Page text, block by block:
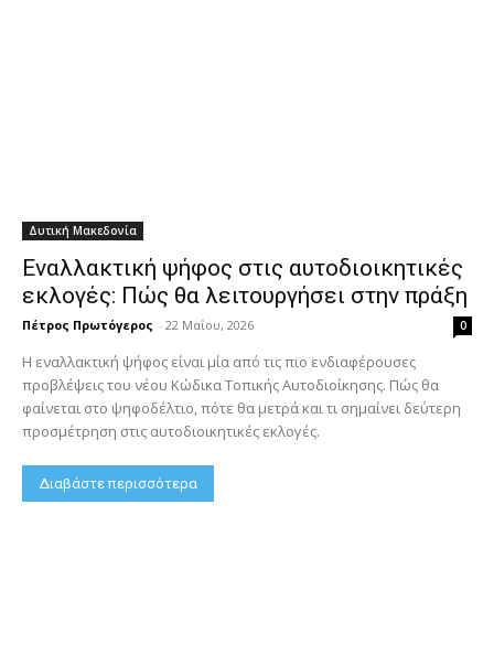
Δυτική Μακεδονία
Εναλλακτική ψήφος στις αυτοδιοικητικές
εκλογές: Πώς θα λειτουργήσει στην πράξη
Πέτρος Πρωτόγερος - 22 Μαΐου, 2026 0
Η εναλλακτική ψήφος είναι μία από τις πιο ενδιαφέρουσες
προβλέψεις του νέου Κώδικα Τοπικής Αυτοδιοίκησης. Πώς θα
φαίνεται στο ψηφοδέλτιο, πότε θα μετρά και τι σημαίνει δεύτερη
προσμέτρηση στις αυτοδιοικητικές εκλογές.
Διαβάστε περισσότερα